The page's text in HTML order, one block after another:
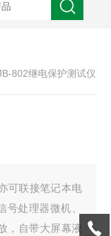
20KV nl3203型
802继电保护测试仪
可联接笔记本电
处理器微机、
，自带大屏幕液